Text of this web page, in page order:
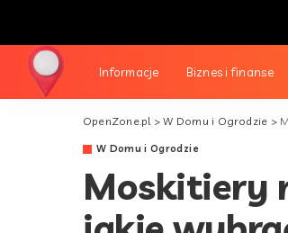
Informacje Biznes i finanse
OpenZone.pl>W Domu i Ogrodzie >
W Domu i Ogrodzie
Moskitiery